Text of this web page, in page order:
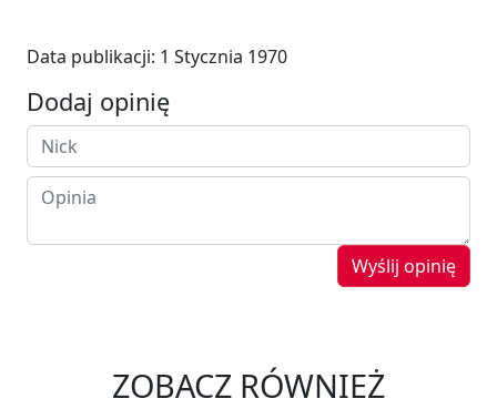
Data publikacji: 1 Stycznia 1970
Dodaj opinię
Wyślij opinię
ZOBACZ RÓWNIEŻ